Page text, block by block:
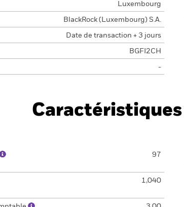
Luxembourg
BlackRock (Luxembourg) S.A.
Date de transaction + 3 jours
BGFI2CH
-
97
1,040